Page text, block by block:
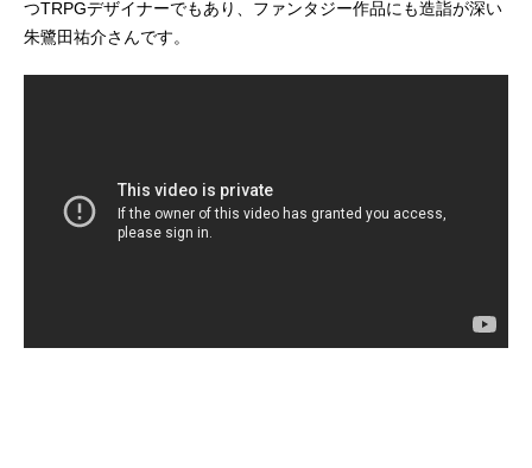
つTRPGデザイナーでもあり、ファンタジー作品にも造詣が深い
朱鷺田祐介さんです。